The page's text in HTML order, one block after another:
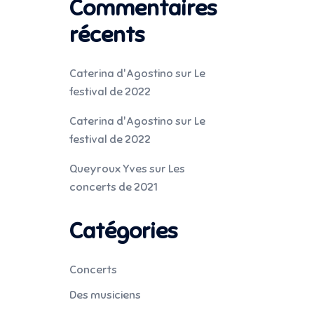
Commentaires
récents
Caterina d'Agostino sur Le
festival de 2022
Caterina d'Agostino sur Le
festival de 2022
Queyroux Yves sur Les
concerts de 2021
Catégories
Concerts
Des musiciens